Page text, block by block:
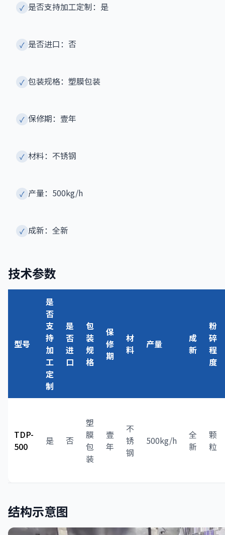
✓ 是否支持加工定制：是
✓ 是否进口：否
✓ 包装规格：塑膜包装
✓ 保修期：壹年
✓ 材料：不锈钢
✓ 产量：500kg/h
✓ 成新：全新
技术参数
型号
是
否
支
持
加
工
定
制
是
否
进
口
包
装
规
格
保
修
期
材
料
产量
成
新
粉
碎
程
度
TDP-
500
是 否
塑
膜
包
装
壹
年
不
锈
钢
500kg/h
全
新
颗
粒
结构示意图